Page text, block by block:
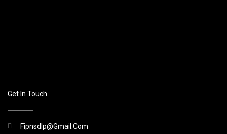
Get In Touch
Fipnsdlp@gmail.com